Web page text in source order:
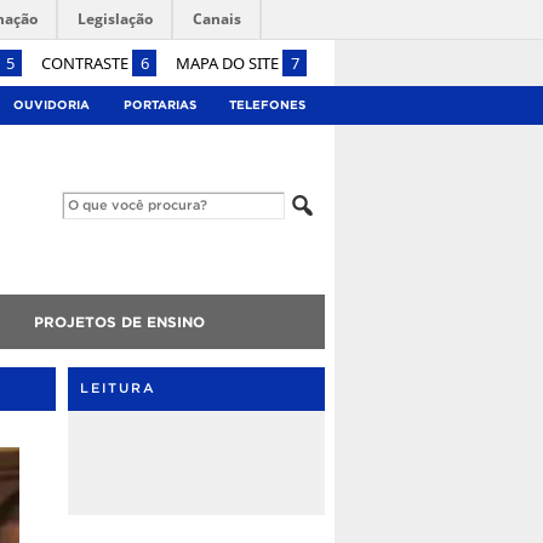
5 CONTRASTE 6 MAPA DO SITE 7
Legislação Canais
OUVIDORIA PORTARIAS TELEFONES
PROJETOS DE ENSINO
LEITURA